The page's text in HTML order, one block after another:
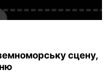
сцену,